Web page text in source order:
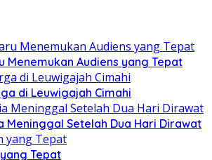
Menemukan Audiens yang Tepat
di Leuwigajah Cimahi
Meninggal Setelah Dua Hari Dirawat
Tepat